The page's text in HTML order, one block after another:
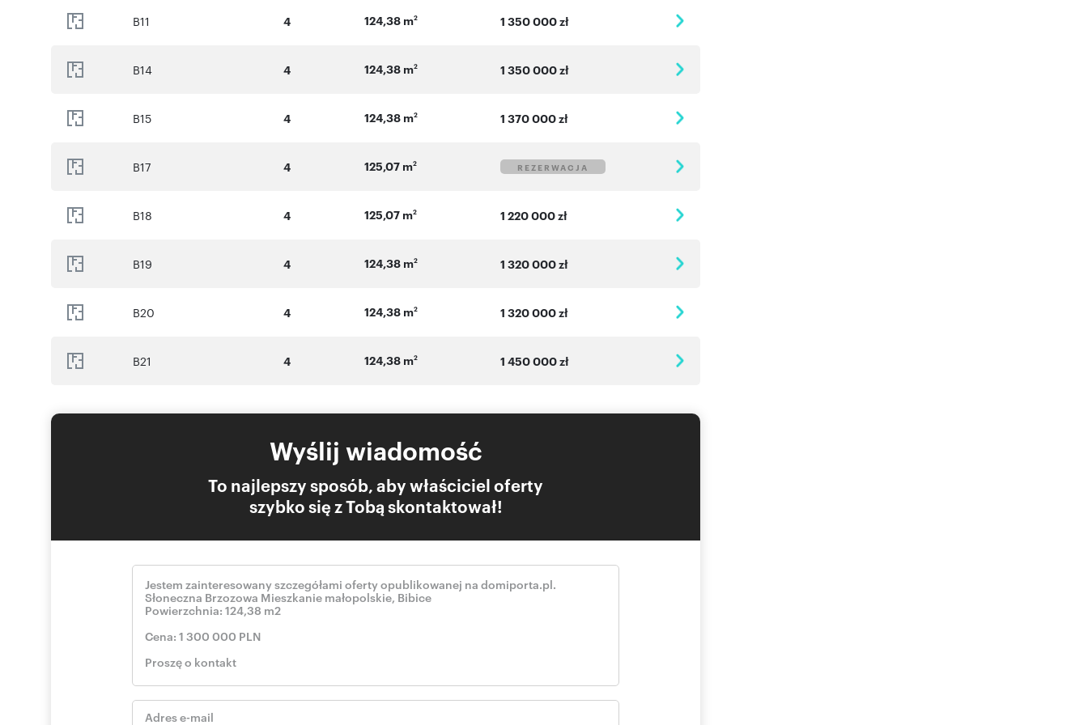
B11 4 124,38 m2 1 350 000 zł
B14 4 124,38 m2 1 350 000 zł
B15 4 124,38 m2 1 370 000 zł
B17 4 125,07 m2 REZERWACJA
B18 4 125,07 m2 1 220 000 zł
B19 4 124,38 m2 1 320 000 zł
B20 4 124,38 m2 1 320 000 zł
B21 4 124,38 m2 1 450 000 zł
Wyślij wiadomość
To najlepszy sposób, aby właściciel oferty
szybko się z Tobą skontaktował!